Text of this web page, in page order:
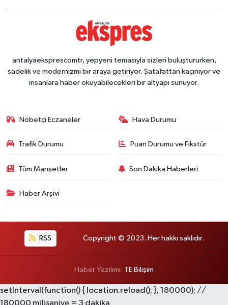
antalyaeksprescomtr, yepyeni temasıyla sizleri buluştururken,
sadelik ve modernizmi bir araya getiriyor. Şatafattan kaçınıyor ve
insanlara haber okuyabilecekleri bir altyapı sunuyor.
Nöbetçi Eczaneler Hava Durumu
Trafik Durumu Puan Durumu ve Fikstür
Tüm Manşetler Son Dakika Haberleri
Haber Arşivi
RSS Copyright © 2023. Her hakkı saklıdır.
Haber Yazılımı: TE Bilişim
setInterval(function() { location.reload(); }, 180000); //
180000 milisaniye = 3 dakika